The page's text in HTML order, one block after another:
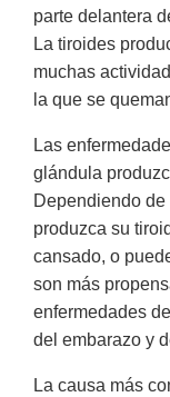
parte delantera
La tiroides
muchas
la que se
Las
glándula
Dependiendo
produzca su
cansado, o
son más
enfermedades
del embarazo y
La causa más